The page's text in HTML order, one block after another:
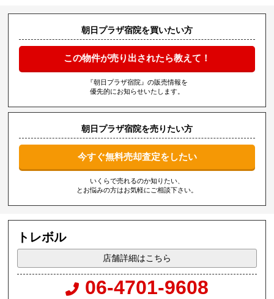
朝日プラザ宿院を買いたい方
この物件が売り出されたら教えて！
『朝日プラザ宿院』の販売情報を
優先的にお知らせいたします。
朝日プラザ宿院を売りたい方
今すぐ無料売却査定をしたい
いくらで売れるのか知りたい、
とお悩みの方はお気軽にご相談下さい。
トレボル
店舗詳細はこちら
06-4701-9608